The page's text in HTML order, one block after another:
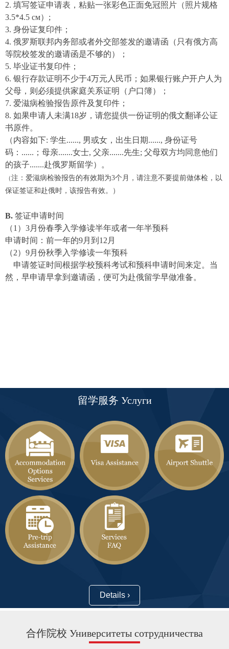
2. 填写签证申请表，粘贴一张彩色正面免冠照片（照片规格
3.5*4.5 см） ;
3. 身份证复印件；
4. 俄罗斯联邦内务部或者外交部签发的邀请函（只有俄方高
等院校签发的邀请函是不够的）；
5. 毕业证书复印件；
6. 银行存款证明不少于4万元人民币 ；如果银行账户开户人为
父母，则必须提供家庭关系证明（户口簿）；
7. 爱滋病检验报告原件及复印件；
8. 如果申请人未满18岁，请您提供一份证明的俄文翻译公证
书原件。
（内容如下: 学生......, 男或女，出生日期......, 身份证号
码：......；母亲.......女士, 父亲.......先生; 父母双方均同意他们
的孩子.......赴俄罗斯留学）。
（注：爱滋病检验报告的有效期为3个月，请注意不要提前做体检，以
保证签证和赴俄时，该报告有效。
）
B. 签证申请时间
（1）3月 份春季入学修读半年或者一年半预科
申请时间：前一年的9月到12月
（2）9月份秋季入学修读一年预科
申请签证时间根据学校预科考试和预科申请时间来定。当
然， 早申请早拿到邀请函， 便可为赴俄留学早做准备。
留学服务 Услуги
Details ›
合作院校 Университеты сотрудничества